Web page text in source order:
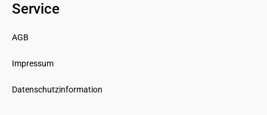
Service
AGB
Impressum
Datenschutzinformation